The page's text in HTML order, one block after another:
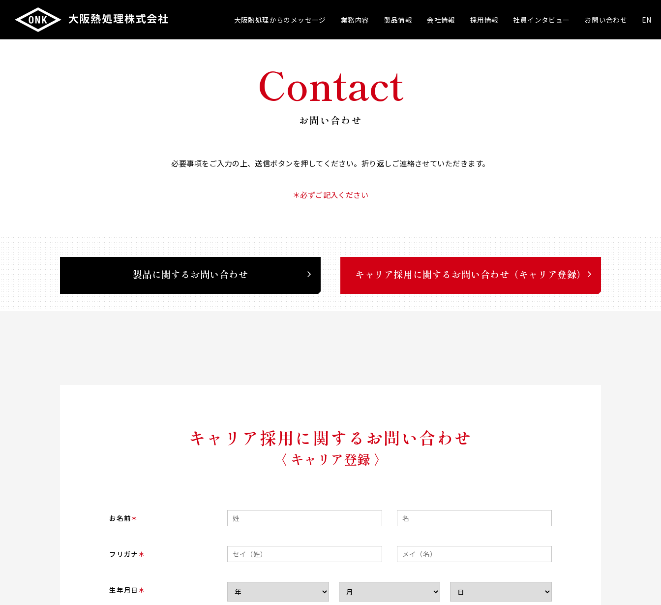
大阪熱処理からのメッセージ 業務内容 製品情報 会社情報 採用情報 社員インタビュー お問い合わせ EN
Contact
お問い合わせ
必要事項をご入力の上、送信ボタンを押してください。折り返しご連絡させていただきます。
＊必ずご記入ください
製品に関するお問い合わせ キャリア採用に関するお問い合わせ（キャリア登録）
キャリア採用に関する お問い合わせ
〈 キャリア登録 〉
お名前＊
フリガナ ＊
生年月日 ＊